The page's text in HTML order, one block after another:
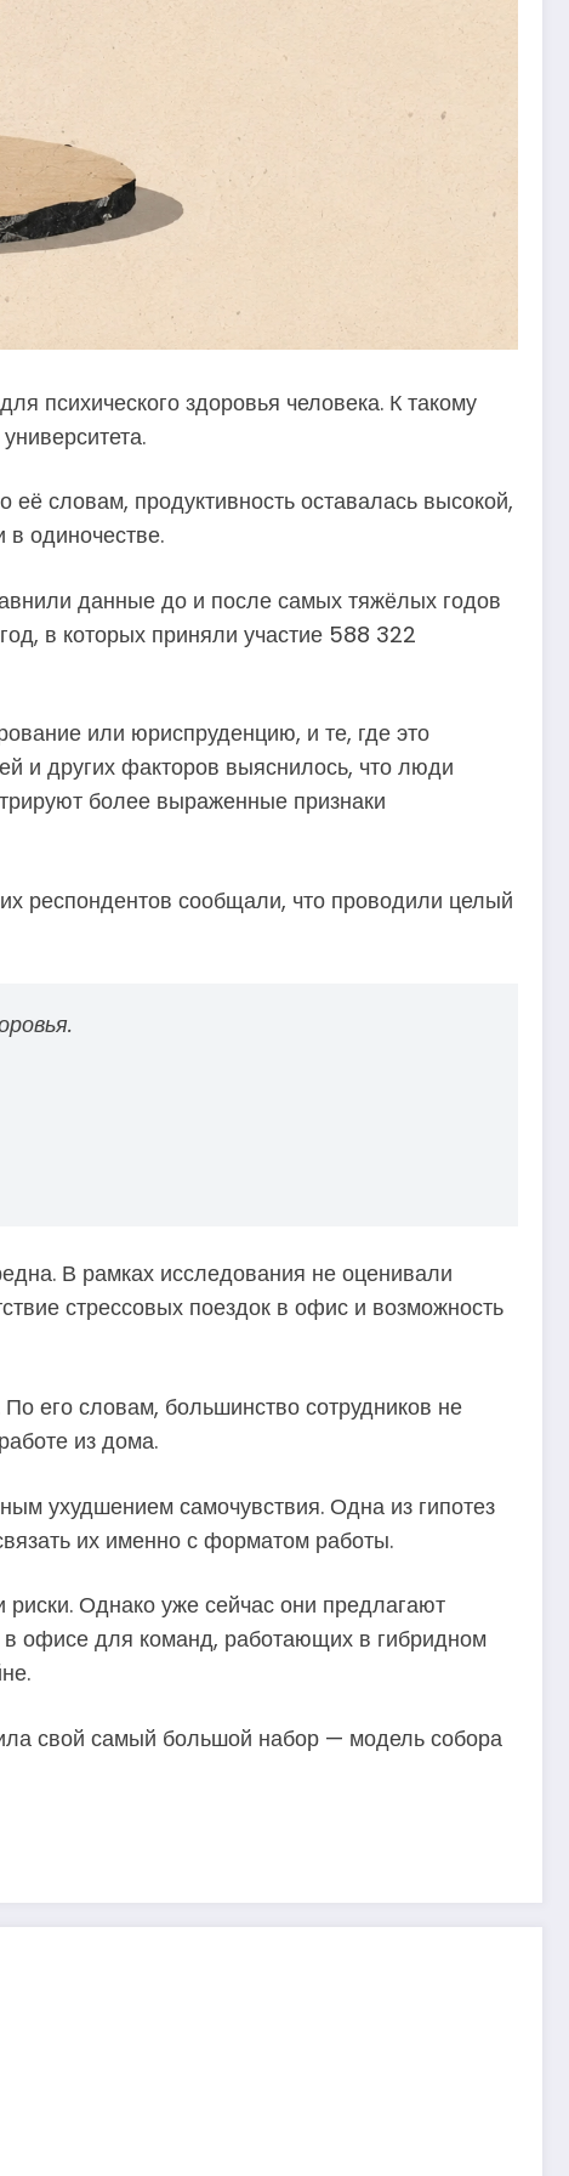
психического здоровья человека. К такому
словам, продуктивность оставалась высокой,
в одиночестве.
данные до и после самых тяжёлых годов
в которых приняли участие 588 322
или юриспруденцию, и те, где это
и других факторов выяснилось, что люди
более выраженные признаки
респондентов сообщали, что проводили целый
В рамках исследования не оценивали
стрессовых поездок в офис и возможность
его словам, большинство сотрудников не
из дома.
ухудшением самочувствия. Одна из гипотез
их именно с форматом работы.
риски. Однако уже сейчас они предлагают
офисе для команд, работающих в гибридном
свой самый большой набор — модель собора